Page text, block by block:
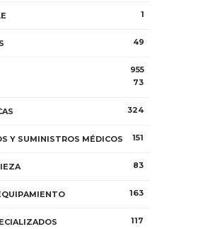
1
49
955
73
324
Y SUMINISTROS MÉDICOS 151
83
163
117